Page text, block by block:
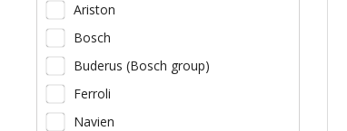
Ariston
Bosch
Buderus (Bosch group)
Ferroli
Navien